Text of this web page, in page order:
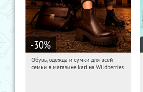
-30%
00:30:00 Получили:
Обувь, одежда и сумки для всей
семьи в магазине kari на Wildberries